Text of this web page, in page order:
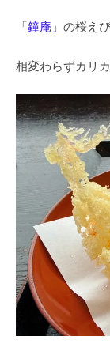
「鐘庵 」の桜え
相変わらずカリ